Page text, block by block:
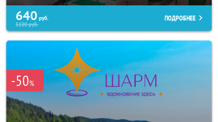
640 руб.
5100руб.
ПОДРОБНЕЕ
-50%